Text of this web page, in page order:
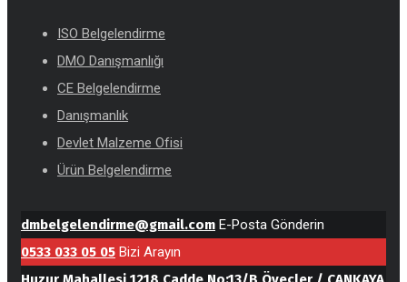
ISO Belgelendirme
DMO Danışmanlığı
CE Belgelendirme
Danışmanlık
Devlet Malzeme Ofisi
Ürün Belgelendirme
dmbelgelendirme@gmail.com E-Posta Gönderin
0533 033 05 05 Bizi Arayın